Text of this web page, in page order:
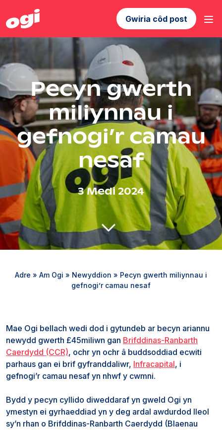
Gwiria côd post
Pecyn gwerth
miliynnau i
gefnogi’r camau
nesaf
3 Medi 2024
Adre » Am Ogi » Newyddion » Pecyn gwerth miliynnau i
gefnogi’r camau nesaf
Mae Ogi bellach wedi dod i gytundeb ar becyn ariannu
newydd gwerth £45miliwn gan Brifddinas-Ranbarth
Caerdydd (CCR), ochr yn ochr â buddsoddiad ecwiti
parhaus gan ei brif gyfranddaliwr, Infracapital, i
gefnogi’r camau nesaf yn nhwf y cwmni.
Bydd y pecyn cyllido diweddaraf yn gweld Ogi yn
ymestyn ei gyrhaeddiad yn y deg ardal awdurdod lleol
sy’n rhan o Brifddinas-Ranbarth Caerdydd (Blaenau